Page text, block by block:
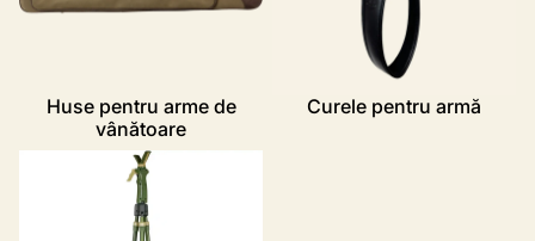
Huse pentru arme de
vânătoare
Curele pentru armă
Suporturi de tragere